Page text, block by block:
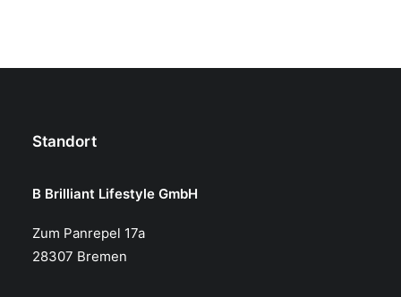
Standort
B Brilliant Lifestyle GmbH
Zum Panrepel 17a
28307 Bremen